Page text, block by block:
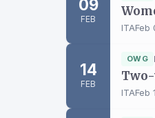
09
FEB
ITAFeb
14
FEB
OWG
ITAFeb